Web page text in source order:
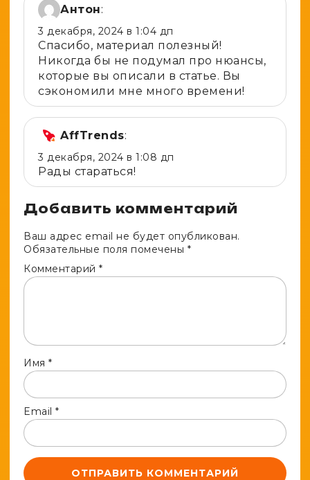
Антон:
3 декабря, 2024 в 1:04 дп
Спасибо, материал полезный!
Никогда бы не подумал про нюансы,
которые вы описали в статье. Вы
сэкономили мне много времени!
AffTrends:
3 декабря, 2024 в 1:08 дп
Рады стараться!
Добавить комментарий
Ваш адрес email не будет опубликован.
Обязательные поля помечены *
Комментарий *
Имя *
Email *